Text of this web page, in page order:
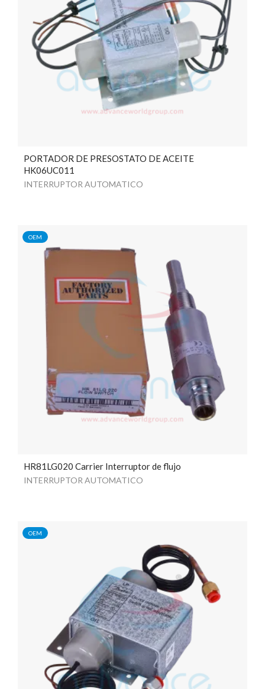
PORTADOR DE PRESOSTATO DE ACEITE
HK06UC011
INTERRUPTOR AUTOMATICO
OEM
HR81LG020 Carrier Interruptor de flujo
INTERRUPTOR AUTOMATICO
OEM